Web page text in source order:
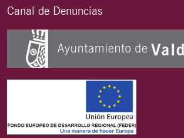
Canal de Denuncias